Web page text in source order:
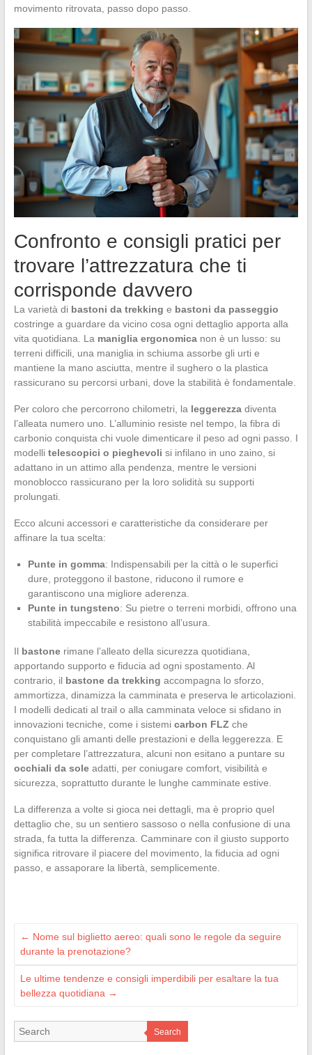
movimento ritrovata, passo dopo passo.
Confronto e consigli pratici per
trovare l’attrezzatura che ti
corrisponde davvero
La varietà di bastoni da trekking e bastoni da passeggio
costringe a guardare da vicino cosa ogni dettaglio apporta alla
vita quotidiana. La maniglia ergonomicanon è un lusso: su
terreni difficili, una maniglia in schiuma assorbe gli urti e
mantiene la mano asciutta, mentre il sughero o la plastica
rassicurano su percorsi urbani, dove la stabilità è fondamentale.
Per coloro che percorrono chilometri, la leggerezzadiventa
l’alleata numero uno. L’alluminio resiste nel tempo, la fibra di
carbonio conquista chi vuole dimenticare il peso ad ogni passo. I
modelli telescopici o pieghevoli si infilano in uno zaino, si
adattano in un attimo alla pendenza, mentre le versioni
monoblocco rassicurano per la loro solidità su supporti
prolungati.
Ecco alcuni accessori e caratteristiche da considerare per
affinare la tua scelta:
Punte in gomma: Indispensabili per la città o le superfici
dure, proteggono il bastone, riducono il rumore e
garantiscono una migliore aderenza.
Punte in tungsteno: Su pietre o terreni morbidi, offrono una
stabilità impeccabile e resistono all’usura.
Il bastonerimane l’alleato della sicurezza quotidiana,
apportando supporto e fiducia ad ogni spostamento. Al
contrario, il bastone da trekking accompagna lo sforzo,
ammortizza, dinamizza la camminata e preserva le articolazioni.
I modelli dedicati al trail o alla camminata veloce si sfidano in
innovazioni tecniche, come i sistemi carbon FLZ che
conquistano gli amanti delle prestazioni e della leggerezza. E
per completare l’attrezzatura, alcuni non esitano a puntare su
occhiali da soleadatti, per coniugare comfort, visibilità e
sicurezza, soprattutto durante le lunghe camminate estive.
La differenza a volte si gioca nei dettagli, ma è proprio quel
dettaglio che, su un sentiero sassoso o nella confusione di una
strada, fa tutta la differenza. Camminare con il giusto supporto
significa ritrovare il piacere del movimento, la fiducia ad ogni
passo, e assaporare la libertà, semplicemente.
← Nome sul biglietto aereo: quali sono le regole da seguire
durante la prenotazione?
Le ultime tendenze e consigli imperdibili per esaltare la tua
bellezza quotidiana →
Search